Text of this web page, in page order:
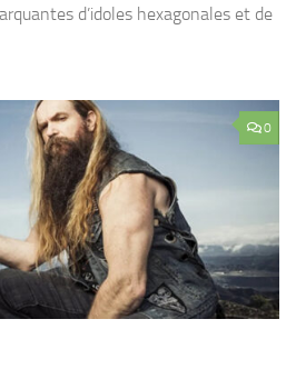
d’idoles hexagonales et de
0